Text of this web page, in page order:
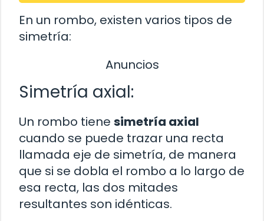
En un rombo, existen varios tipos de
simetría:
Anuncios
Simetría axial:
Un rombo tiene simetría axial
cuando se puede trazar una recta
llamada eje de simetría, de manera
que si se dobla el rombo a lo largo de
esa recta, las dos mitades
resultantes son idénticas.